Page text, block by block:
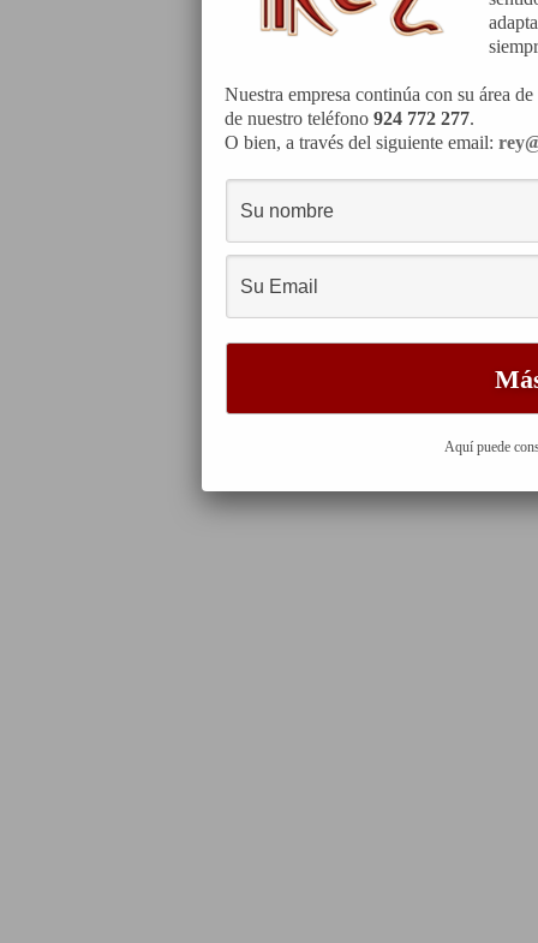
Nuestra empresa continúa con su área
de nuestro teléfono924 772 277.
O bien, a través del siguiente email:
Aquí puede